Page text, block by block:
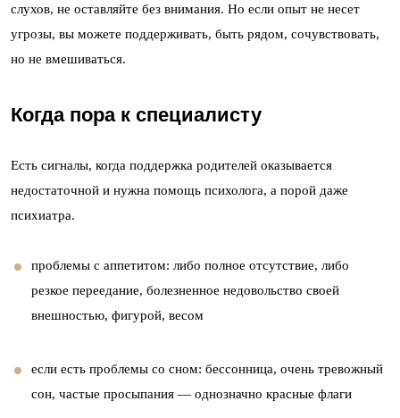
слухов, не оставляйте без внимания. Но если опыт не несет
угрозы, вы можете поддерживать, быть рядом, сочувствовать,
но не вмешиваться.
Когда пора к специалисту
Есть сигналы, когда поддержка родителей оказывается
недостаточной и нужна помощь психолога, а порой даже
психиатра.
проблемы с аппетитом: либо полное отсутствие, либо
резкое переедание, болезненное недовольство своей
внешностью, фигурой, весом
если есть проблемы со сном: бессонница, очень тревожный
сон, частые просыпания — однозначно красные флаги